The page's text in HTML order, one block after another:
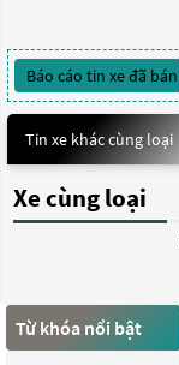
Báo cáo tin xe đã bán
Tin xe khác cùng loại
Xe cùng loại
Từ khóa nổi bật